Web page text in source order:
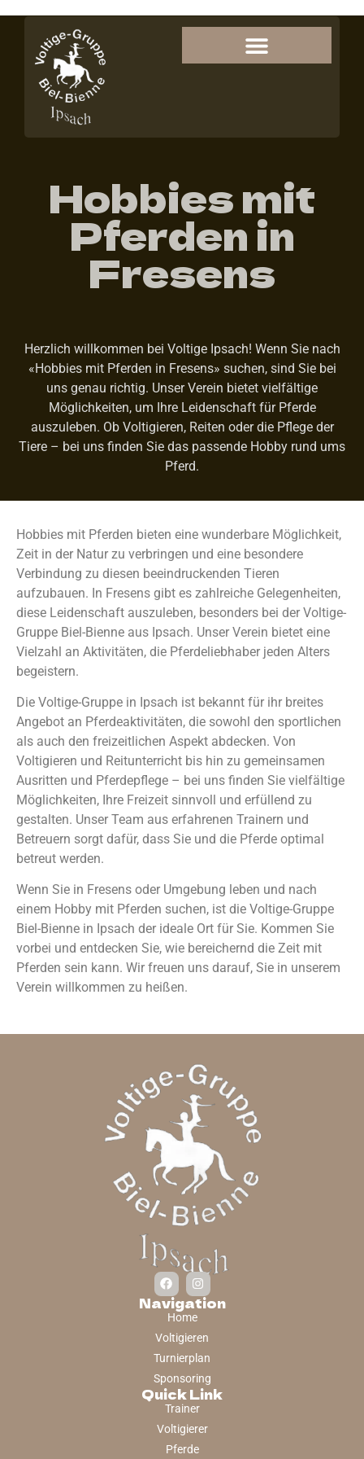
Hobbies mit
Pferden in
Fresens
Herzlich willkommen bei Voltige Ipsach! Wenn Sie nach
«Hobbies mit Pferden in Fresens» suchen, sind Sie bei
uns genau richtig. Unser Verein bietet vielfältige
Möglichkeiten, um Ihre Leidenschaft für Pferde
auszuleben. Ob Voltigieren, Reiten oder die Pflege der
Tiere – bei uns finden Sie das passende Hobby rund ums
Pferd.
Hobbies mit Pferden bieten eine wunderbare Möglichkeit,
Zeit in der Natur zu verbringen und eine besondere
Verbindung zu diesen beeindruckenden Tieren
aufzubauen. In Fresens gibt es zahlreiche Gelegenheiten,
diese Leidenschaft auszuleben, besonders bei der Voltige-
Gruppe Biel-Bienne aus Ipsach. Unser Verein bietet eine
Vielzahl an Aktivitäten, die Pferdeliebhaber jeden Alters
begeistern.
Die Voltige-Gruppe in Ipsach ist bekannt für ihr breites
Angebot an Pferdeaktivitäten, die sowohl den sportlichen
als auch den freizeitlichen Aspekt abdecken. Von
Voltigieren und Reitunterricht bis hin zu gemeinsamen
Ausritten und Pferdepflege – bei uns finden Sie vielfältige
Möglichkeiten, Ihre Freizeit sinnvoll und erfüllend zu
gestalten. Unser Team aus erfahrenen Trainern und
Betreuern sorgt dafür, dass Sie und die Pferde optimal
betreut werden.
Wenn Sie in Fresens oder Umgebung leben und nach
einem Hobby mit Pferden suchen, ist die Voltige-Gruppe
Biel-Bienne in Ipsach der ideale Ort für Sie. Kommen Sie
vorbei und entdecken Sie, wie bereichernd die Zeit mit
Pferden sein kann. Wir freuen uns darauf, Sie in unserem
Verein willkommen zu heißen.
Navigation
Home
Voltigieren
Turnierplan
Sponsoring
Quick Link
Trainer
Voltigierer
Pferde